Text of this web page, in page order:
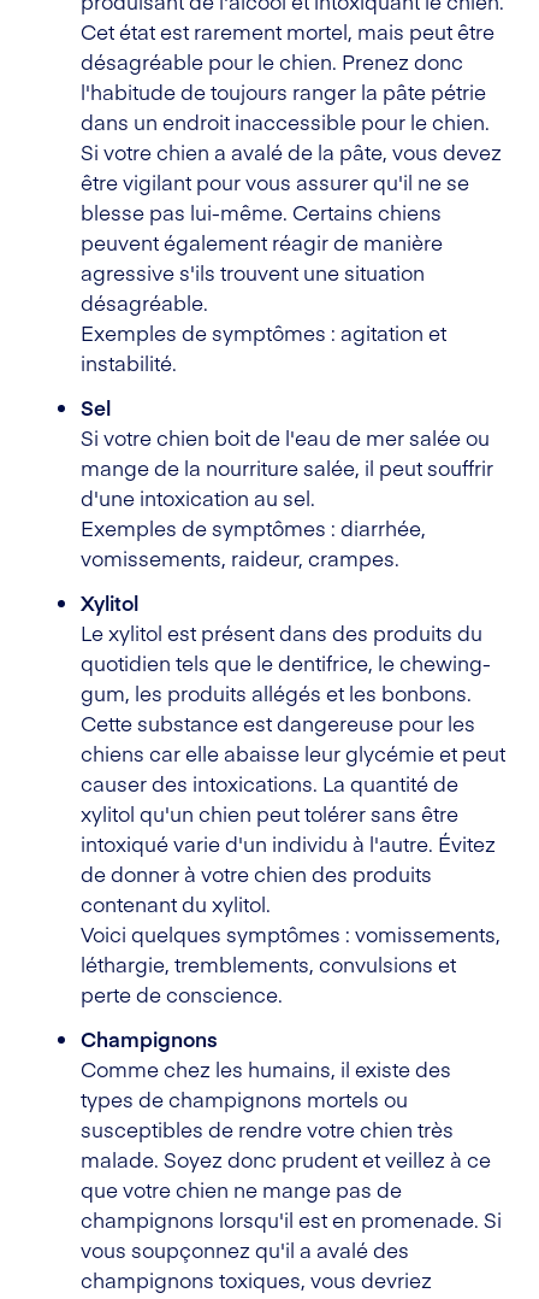
Cet état est rarement mortel, mais peut être
désagréable pour le chien. Prenez donc
l'habitude de toujours ranger la pâte pétrie
dans un endroit inaccessible pour le chien.
Si votre chien a avalé de la pâte, vous devez
être vigilant pour vous assurer qu'il ne se
blesse pas lui-même. Certains chiens
peuvent également réagir de manière
agressive s'ils trouvent une situation
désagréable.
Exemples de symptômes : agitation et
instabilité.
Sel
Si votre chien boit de l'eau de mer salée ou
mange de la nourriture salée, il peut souffrir
d'une intoxication au sel.
Exemples de symptômes : diarrhée,
vomissements, raideur, crampes.
Xylitol
Le xylitol est présent dans des produits du
quotidien tels que le dentifrice, le chewing-
gum, les produits allégés et les bonbons.
Cette substance est dangereuse pour les
chiens car elle abaisse leur glycémie et peut
causer des intoxications. La quantité de
xylitol qu'un chien peut tolérer sans être
intoxiqué varie d'un individu à l'autre. Évitez
de donner à votre chien des produits
contenant du xylitol.
Voici quelques symptômes : vomissements,
léthargie, tremblements, convulsions et
perte de conscience.
Champignons
Comme chez les humains, il existe des
types de champignons mortels ou
susceptibles de rendre votre chien très
malade. Soyez donc prudent et veillez à ce
que votre chien ne mange pas de
champignons lorsqu'il est en promenade. Si
vous soupçonnez qu'il a avalé des
champignons toxiques, vous devriez